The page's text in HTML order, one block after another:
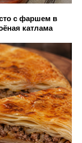
с фаршем в
катлама